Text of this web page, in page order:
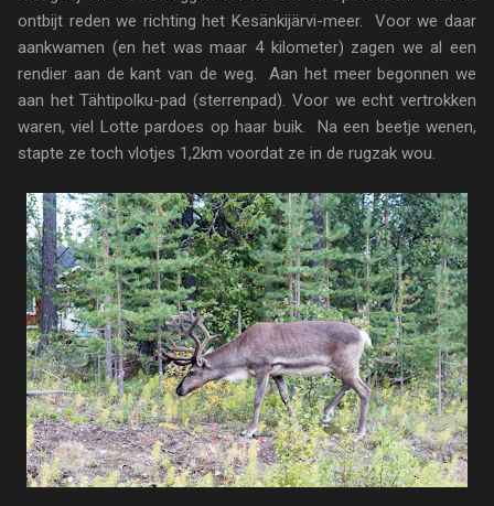
ontbijt reden we richting het Kesänkijärvi-meer. Voor we daar
aankwamen (en het was maar 4 kilometer) zagen we al een
rendier aan de kant van de weg. Aan het meer begonnen we
aan het Tähtipolku-pad (sterrenpad). Voor we echt vertrokken
waren, viel Lotte pardoes op haar buik. Na een beetje wenen,
stapte ze toch vlotjes 1,2km voordat ze in de rugzak wou.